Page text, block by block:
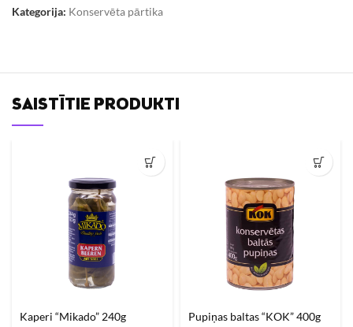
Kategorija: Konservēta pārtika
SAISTĪTIE PRODUKTI
Kaperi “Mikado” 240g Pupiņas baltas “KOK” 400g